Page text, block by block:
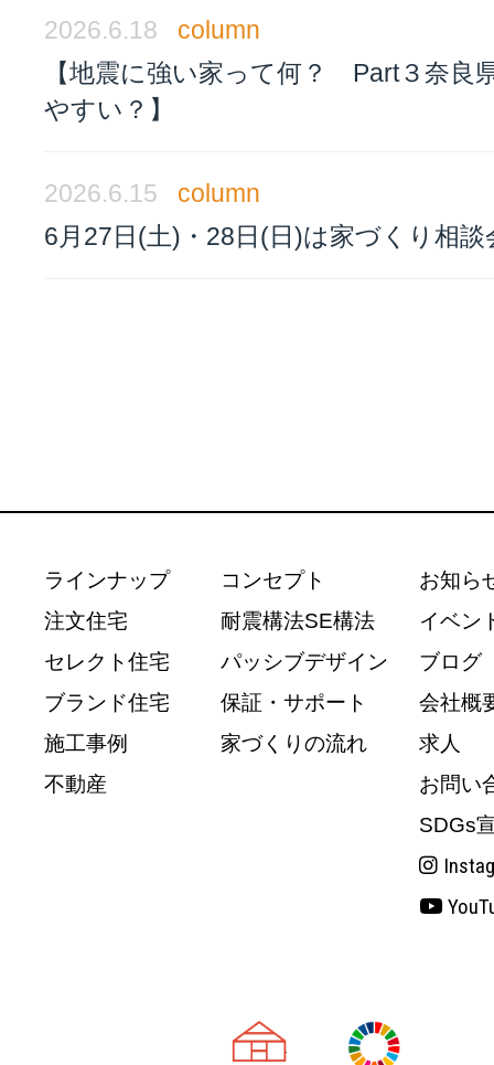
2026.6.18
column
【地震に強い家って何？ Part３奈良
やすい？】
2026.6.15
column
6月27日(土)・28日(日)は家づくり相談
ラインナップ
注文住宅
セレクト住宅
ブランド住宅
施工事例
不動産
コンセプト
耐震構法SE構法
パッシブデザイン
保証・サポート
家づくりの流れ
お知ら
イベン
ブログ
会社概
求人
お問い
SDGs
天理市の注文